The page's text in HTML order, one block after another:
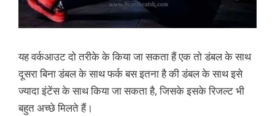
यह वर्कआउट दो तरीके के किया जा सकता हैं एक तो डंबल के साथ
दूसरा बिना डंबल के साथ फर्क बस इतना है की डंबल के साथ इसे
ज्यादा इंटेंस के साथ किया जा सकता है, जिसके इसके रिजल्ट भी
बहुत अच्छे मिलते हैं।